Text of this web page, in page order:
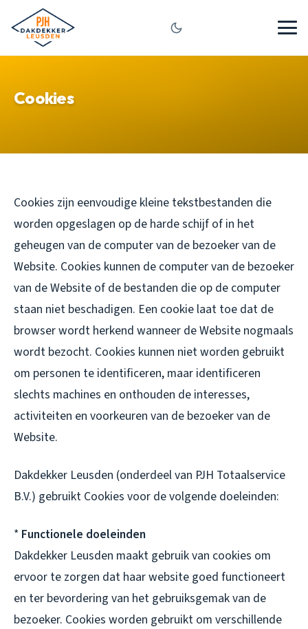
Cookies
Cookies zijn eenvoudige kleine tekstbestanden die
worden opgeslagen op de harde schijf of in het
geheugen van de computer van de bezoeker van de
Website. Cookies kunnen de computer van de bezoeker
van de Website of de bestanden die op de computer
staan niet beschadigen. Een cookie laat toe dat de
browser wordt herkend wanneer de Website nogmaals
wordt bezocht. Cookies kunnen niet worden gebruikt
om personen te identificeren, maar identificeren
slechts machines en onthouden de interesses,
activiteiten en voorkeuren van de bezoeker van de
Website.
Dakdekker Leusden (onderdeel van PJH Totaalservice
B.V.) gebruikt Cookies voor de volgende doeleinden:
* Functionele doeleinden
Dakdekker Leusden maakt gebruik van cookies om
ervoor te zorgen dat haar website goed functioneert
en ter bevordering van het gebruiksgemak van de
bezoeker. Cookies worden gebruikt om verschillende